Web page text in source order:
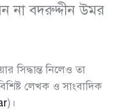
না বদরুদ্দীন উমর
সিদ্ধান্ত নিলেও তা
লেখক ও সাংবাদিক
)।